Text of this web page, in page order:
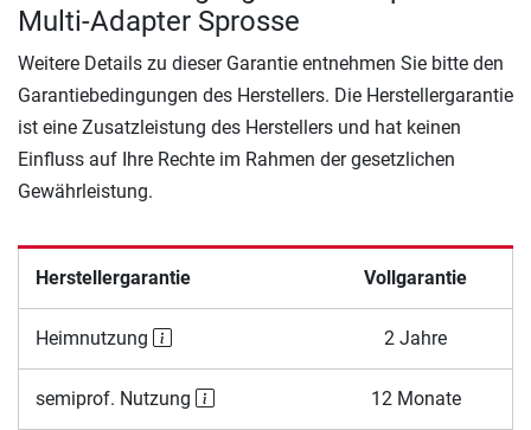
Multi-Adapter Sprosse
Weitere Details zu dieser Garantie entnehmen Sie bitte den
Garantiebedingungen des Herstellers. Die Herstellergarantie
ist eine Zusatzleistung des Herstellers und hat keinen
Einfluss auf Ihre Rechte im Rahmen der gesetzlichen
Gewährleistung.
Herstellergarantie Vollgarantie
Heimnutzung 2 Jahre
semiprof. Nutzung 12 Monate